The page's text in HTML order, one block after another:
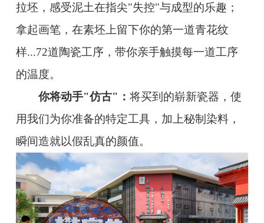
拉坯，感受泥土在指尖"失控"与成型的乐趣；
拿起画笔，在素坯上留下你的第一道青花纹
样...72道陶瓷工序，带你亲手触摸每一道工序
的温度。
你将动手"仿古"：将买到的崭新瓷器，使
用我们为你准备的特定工具，加上秘制染料，
瞬间造就以假乱真的颜值。